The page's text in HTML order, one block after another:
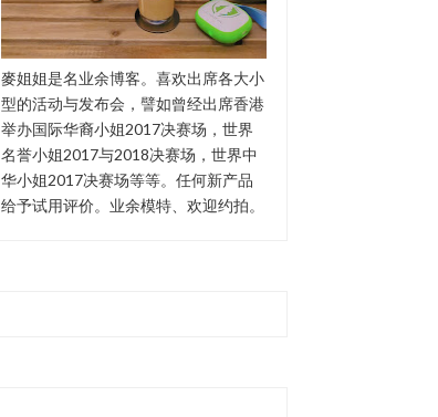
麥姐姐是名业余博客。喜欢出席各大小
型的活动与发布会，譬如曾经出席香港
举办国际华裔小姐2017决赛场，世界
名誉小姐2017与2018决赛场，世界中
华小姐2017决赛场等等。任何新产品
给予试用评价。业余模特、欢迎约拍。